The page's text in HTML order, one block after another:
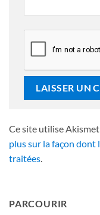
Ce site utilise
plus sur la façon dont
traitées.
PARCOURIR